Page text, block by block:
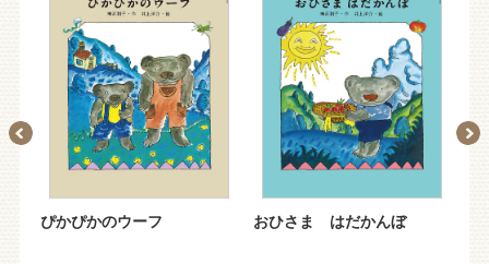
ぴかぴかのウーフ おひさま はだかんぼ